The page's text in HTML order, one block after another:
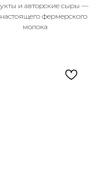
и авторские сыры —
фермерского
молока